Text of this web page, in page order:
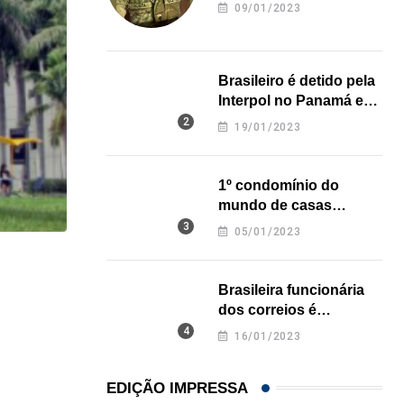
Açaí é reconhecido oficialmente como fruto
09/01/2023
Brasileiro é detido pela
Interpol no Panamá e
pode pegar prisão
19/01/2023
1º condomínio do
mundo de casas
impressas em 3D é
05/01/2023
Brasileira funcionária
dos correios é
assassinada a facadas
16/01/2023
EDIÇÃO IMPRESSA